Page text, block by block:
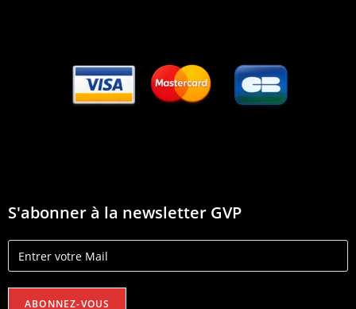
S'abonner à la newsletter GVP